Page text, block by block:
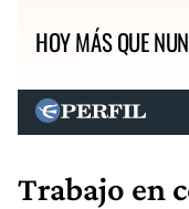
HOY MÁS QUE
Trabajo en